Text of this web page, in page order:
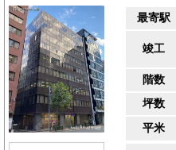
最寄駅
竣工
階数
坪数
平米